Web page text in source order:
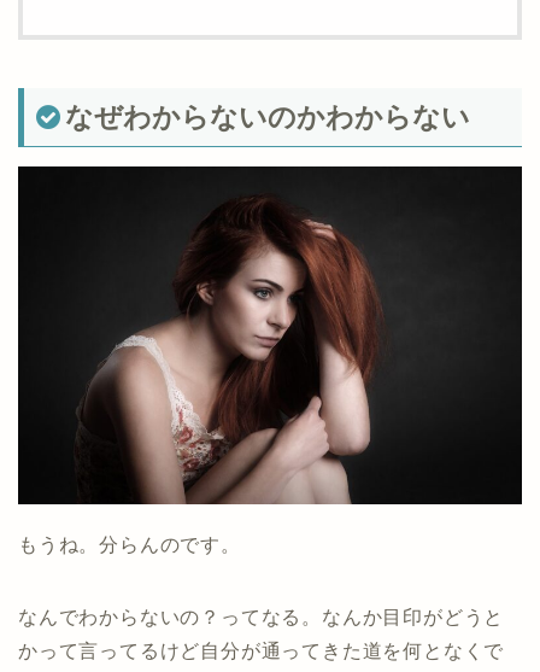
なぜわからないのかわからない
もうね。分らんのです。
なんでわからないの？ってなる。なんか目印がどうと
かって言ってるけど自分が通ってきた道を何となくで